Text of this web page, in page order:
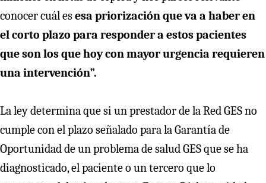
conocer cuál esesa priorización que va a haber en
el corto plazo para responder a estos pacientes
que son los que hoy con mayor urgencia requieren
una intervención”.
La ley determina que si un prestador de la Red GES no
cumple con el plazo señalado para la Garantía de
Oportunidad de un problema de salud GES que se ha
diagnosticado, el paciente o un tercero que lo